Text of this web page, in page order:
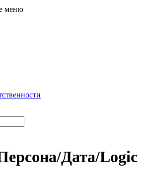
меню
Дата/Logic